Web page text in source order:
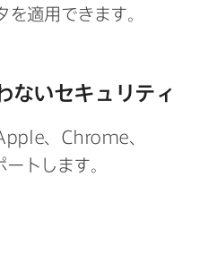
を​適用できます。
ない​セキュリティ
Chrome
トします。